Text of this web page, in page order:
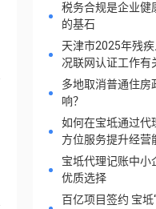
税务合规是企业健
的基石
天津市2025年残
况联网认证工作有
多地取消普通住房
响？
如何在宝坻通过代
方位服务提升经营
宝坻代理记账中小
优质选择
百亿项目签约 宝坻